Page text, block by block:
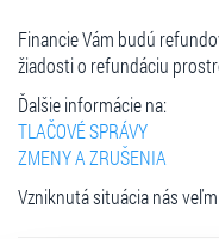
Financie Vám budú
žiadosti o refundáciu
Ďalšie informácie na:
TLAČOVÉ SPRÁVY
ZMENY A ZRUŠENIA
Vzniknutá situácia nás